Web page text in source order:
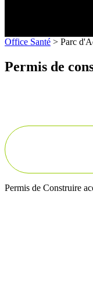
Office Santé > Parc
Permis de
Permis de Construire